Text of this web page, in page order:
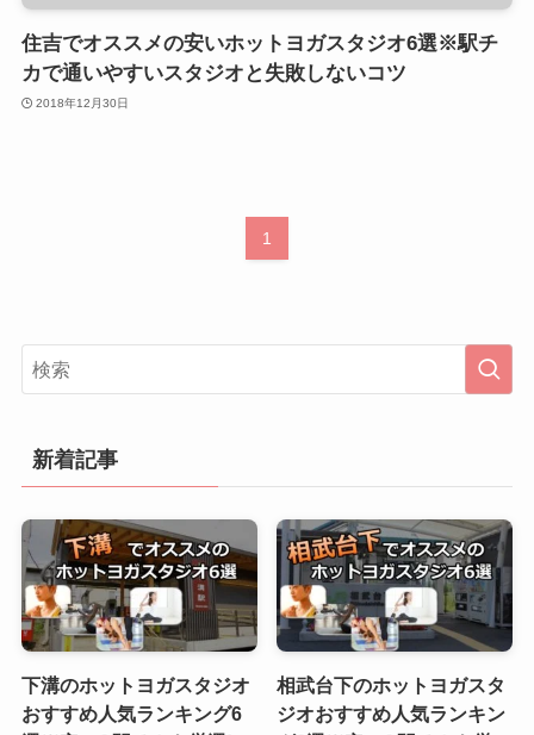
住吉でオススメの安いホットヨガスタジオ6選※駅チ
カで通いやすいスタジオと失敗しないコツ
2018年12月30日
1
新着記事
下溝のホットヨガスタジオ
おすすめ人気ランキング6
相武台下のホットヨガスタ
ジオおすすめ人気ランキン